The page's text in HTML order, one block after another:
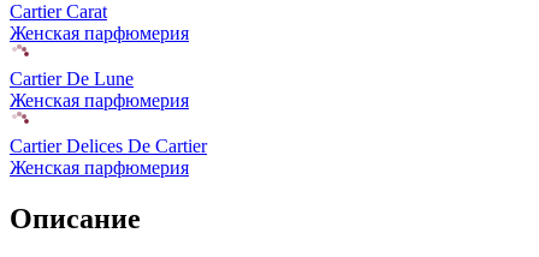
Cartier Carat
Женская парфюмерия
Cartier De Lune
Женская парфюмерия
Cartier Delices De Cartier
Женская парфюмерия
Описание